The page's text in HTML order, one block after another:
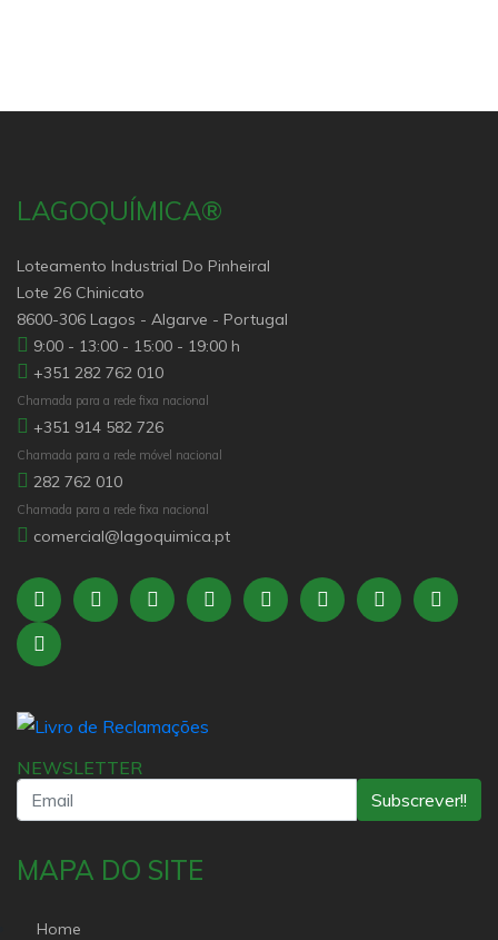
LAGOQUÍMICA®
Loteamento Industrial Do Pinheiral
Lote 26 Chinicato
8600-306 Lagos - Algarve - Portugal
9:00 - 13:00 - 15:00 - 19:00 h
+351 282 762 010
Chamada para a rede fixa nacional
+351 914 582 726
Chamada para a rede móvel nacional
282 762 010
Chamada para a rede fixa nacional
comercial@lagoquimica.pt
NEWSLETTER
Subscrever!!
MAPA DO SITE
Home